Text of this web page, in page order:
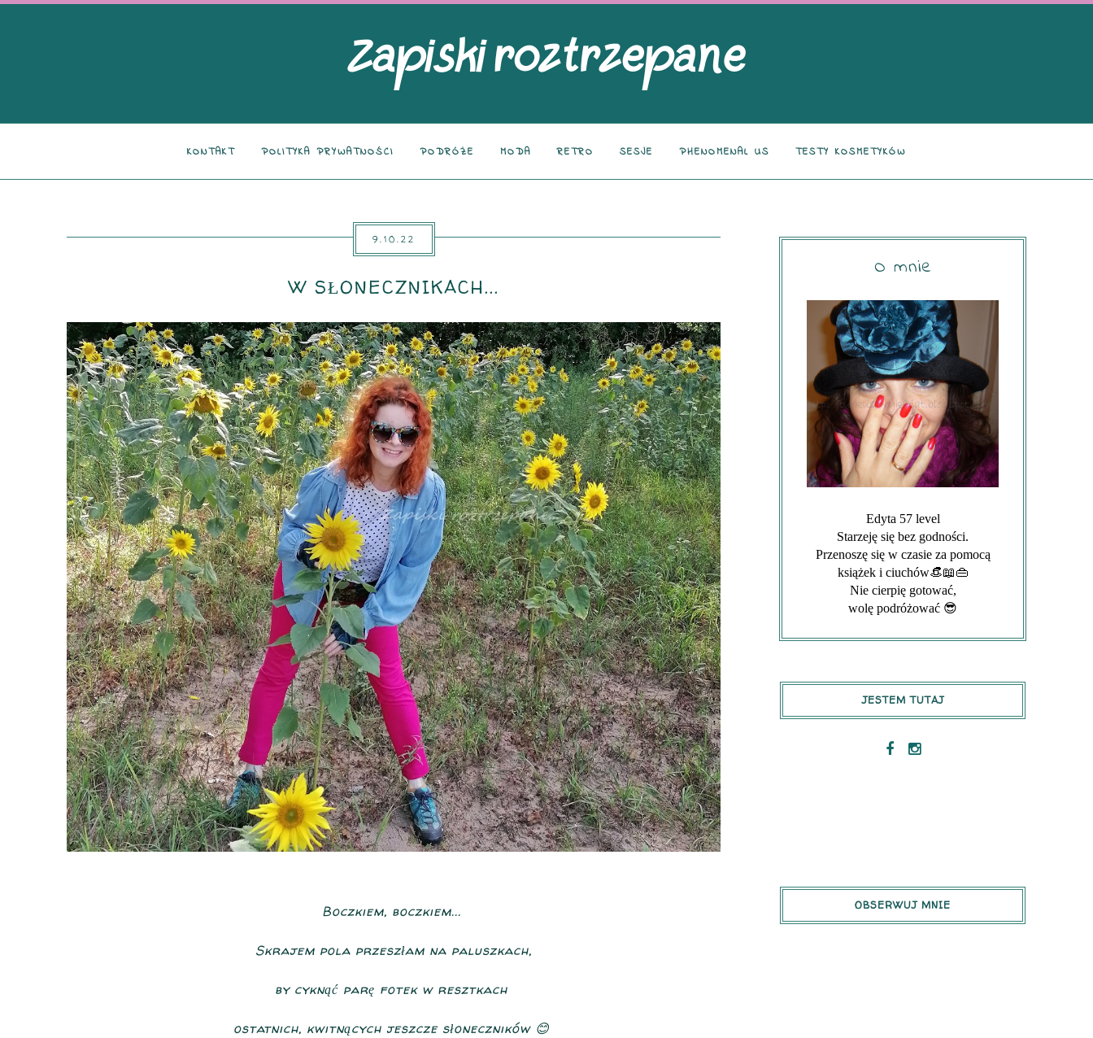
KONTAKT POLITYKA PRYWATNOŚCI PODRÓŻE MODA RETRO SESJE PHENOMENAL US TESTY KOSMETYKÓW
9.10.22
W SŁONECZNIKACH...
Boczkiem, boczkiem...
Skrajem pola przeszłam na paluszkach,
by cyknąć parę fotek w resztkach
ostatnich, kwitnących jeszcze słoneczników 😊
O mnie
Edyta 57 level
Starzeję się bez godności.
Przenoszę się w czasie za pomocą
książek i ciuchów👒📖👜
Nie cierpię gotować,
wolę podróżować 😎
JESTEM TUTAJ
OBSERWUJ MNIE